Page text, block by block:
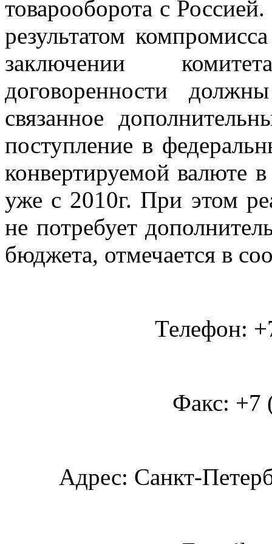
товарооборота с
результатом
заключении
договоренности
связанное
поступление в
конвертируемой валюте
уже с 2010г. При этом
не потребует
бюджета, отмечается в
Телефон:
Факс: +7
Адрес: Санкт-